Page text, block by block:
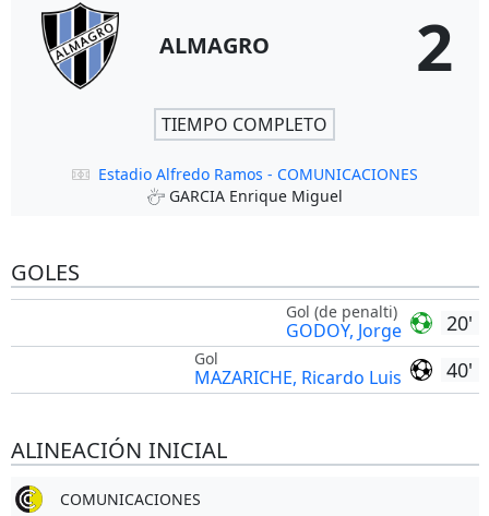
ALMAGRO 2
TIEMPO COMPLETO
Estadio Alfredo Ramos - COMUNICACIONES
GARCIA Enrique Miguel
GOLES
20'
Gol (de penalti)
GODOY, Jorge
40'
Gol
MAZARICHE, Ricardo Luis
ALINEACIÓN INICIAL
COMUNICACIONES